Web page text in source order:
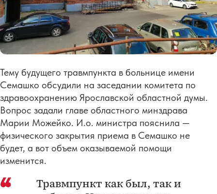
Тему будущего травмпункта в больнице имени
Семашко обсудили на заседании комитета по
здравоохранению Ярославской областной думы.
Вопрос задали главе областного минздрава
Марии Можейко. И.о. министра пояснила —
физического закрытия приема в Семашко не
будет, а вот объем оказываемой помощи
изменится.
Травмпункт как был, так и